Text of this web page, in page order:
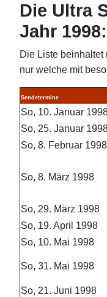
Die Ultra
Jahr 1998:
Die Liste
nur welche mit
Sendetermine
So, 10. Januar
So, 25. Januar
So, 8. Februar 1998
So, 8. März 1998
So, 29. März 1998
So, 19. April 1998
So, 10. Mai 1998
So, 31. Mai 1998
So, 21. Juni 1998